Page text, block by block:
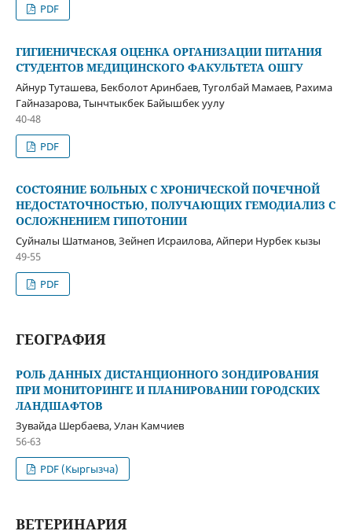
PDF
ГИГИЕНИЧЕСКАЯ ОЦЕНКА ОРГАНИЗАЦИИ ПИТАНИЯ
СТУДЕНТОВ МЕДИЦИНСКОГО ФАКУЛЬТЕТА ОШГУ
Айнур Туташева, Бекболот Аринбаев, Туголбай Мамаев, Рахима
Гайназарова, Тынчтыкбек Байышбек уулу
40-48
PDF
СОСТОЯНИЕ БОЛЬНЫХ С ХРОНИЧЕСКОЙ ПОЧЕЧНОЙ
НЕДОСТАТОЧНОСТЬЮ, ПОЛУЧАЮЩИХ ГЕМОДИАЛИЗ С
ОСЛОЖНЕНИЕМ ГИПОТОНИИ
Суйналы Шатманов, Зейнеп Исраилова, Айпери Нурбек кызы
49-55
PDF
ГЕОГРАФИЯ
РОЛЬ ДАННЫХ ДИСТАНЦИОННОГО ЗОНДИРОВАНИЯ
ПРИ МОНИТОРИНГЕ И ПЛАНИРОВАНИИ ГОРОДСКИХ
ЛАНДШАФТОВ
Зувайда Шербаева, Улан Камчиев
56-63
PDF (Кыргызча)
ВЕТЕРИНАРИЯ